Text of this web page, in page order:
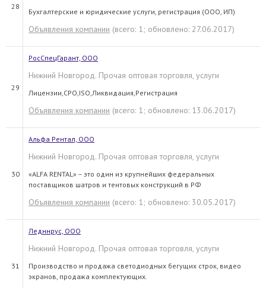
28
Бухгалтерские и юридические услуги, регистрация (ООО, ИП)
Объявления компании (всего: 1; обновлено: 27.06.2017)
29
РосСпецГарант, ООО
Нижний Новгород. Прочая оптовая торговля, услуги
Лицензии,СРО,ISO,Ликвидация,Регистрация
Объявления компании (всего: 1; обновлено: 13.06.2017)
30
Альфа Рентал, ООО
Нижний Новгород. Прочая оптовая торговля, услуги
«ALFA RENTAL» – это один из крупнейших федеральных
поставщиков шатров и тентовых конструкций в РФ
Объявления компании (всего: 1; обновлено: 30.05.2017)
31
Ледннрус, ООО
Нижний Новгород. Прочая оптовая торговля, услуги
Производство и продажа светодиодных бегущих строк, видео
экранов, продажа комплектующих.